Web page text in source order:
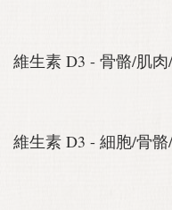
維生素 D3 - 骨骼/肌
維生素 D3 - 細胞/骨